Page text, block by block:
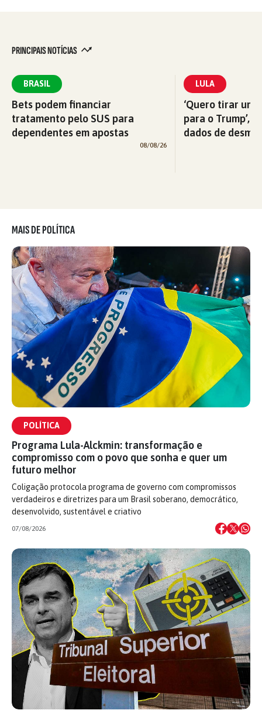
PRINCIPAIS NOTÍCIAS
BRASIL
Bets podem financiar
tratamento pelo SUS para
dependentes em apostas
08/08/26
LULA
‘Quero tirar
para o Trump’,
dados de
MAIS DE POLÍTICA
POLÍTICA
Programa Lula-Alckmin: transformação e
compromisso com o povo que sonha e quer um
futuro melhor
Coligação protocola programa de governo com compromissos
verdadeiros e diretrizes para um Brasil soberano, democrático,
desenvolvido, sustentável e criativo
07/08/2026